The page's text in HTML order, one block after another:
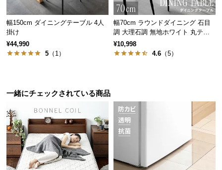
ー
ト
ブ
ロ
グ
床面に優しい保護パーツ
脚の底面に樹脂製の保護パーツが付いているため、
床への傷付きや凹みの心配がありません。
幅150cm ダイニングテーブル 4人
掛け
¥44,990
5 （1）
幅70cm ラウンドダイニング 石目
調 大理石調 無地ホワイト 丸テー
ブル 2人掛け
¥10,998
4.6 （5）
一緒にチェックされている商品